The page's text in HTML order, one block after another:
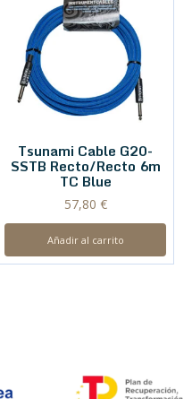
Tsunami Cable G20-
SSTB Recto/Recto 6m
TC Blue
57,80 €
Añadir al carrito